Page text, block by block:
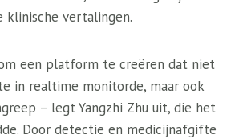
klinische vertalingen.
een ​​platform te creëren dat niet
in realtime monitorde, maar ook
– legt Yangzhi Zhu uit, die het
Door detectie en medicijnafgifte